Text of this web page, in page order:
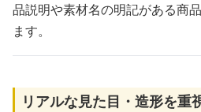
品説明や素材名の明記がある商
ます。
リアルな見た目・造形を重